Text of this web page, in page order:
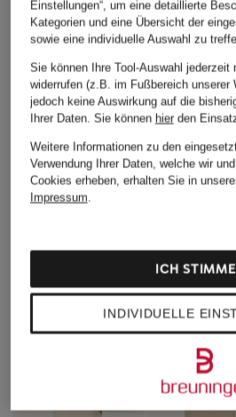
Einstellungen“, um eine detaillierte
Kategorien und eine Übersicht der
sowie eine individuelle Auswahl zu
Sie können Ihre Tool-Auswahl jederzeit
widerrufen (z.B. im Fußbereich unserer
jedoch keine Auswirkung auf die
Ihrer Daten. Sie können hierden
Weitere Informationen zu den
Verwendung Ihrer Daten, welche wir
Cookies erheben, erhalten Sie in
Impressum.
INDIVIDUELLE
ICH